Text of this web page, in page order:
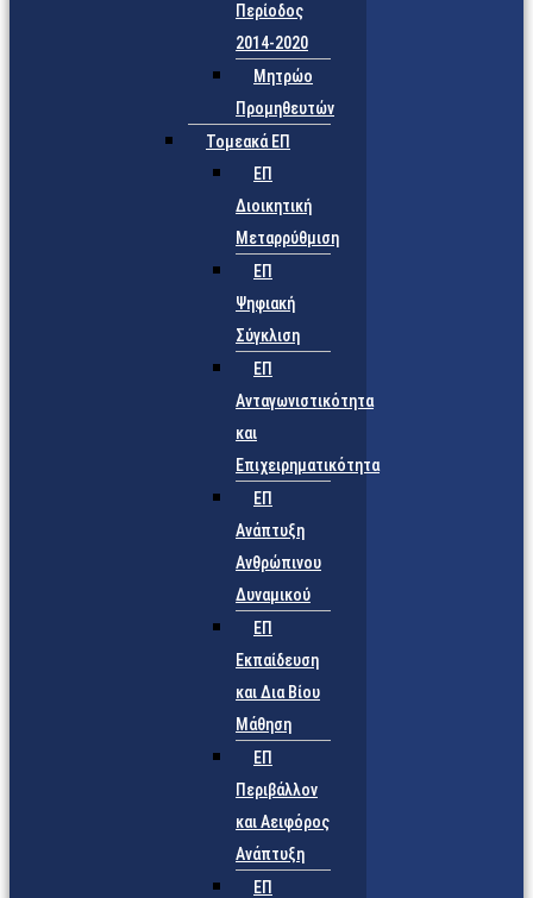
Περίοδος
2014-2020
Μητρώο
Προμηθευτών
Τομεακά ΕΠ
ΕΠ
Διοικητική
Μεταρρύθμιση
ΕΠ
Ψηφιακή
Σύγκλιση
ΕΠ
Ανταγωνιστικότητα
και
Επιχειρηματικότητα
ΕΠ
Ανάπτυξη
Ανθρώπινου
Δυναμικού
ΕΠ
Εκπαίδευση
και Δια Βίου
Μάθηση
ΕΠ
Περιβάλλον
και Αειφόρος
Ανάπτυξη
ΕΠ